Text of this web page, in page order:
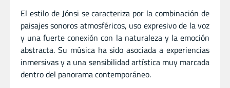
El estilo de Jónsi se caracteriza por la combinación de
paisajes sonoros atmosféricos, uso expresivo de la voz
y una fuerte conexión con la naturaleza y la emoción
abstracta. Su música ha sido asociada a experiencias
inmersivas y a una sensibilidad artística muy marcada
dentro del panorama contemporáneo.